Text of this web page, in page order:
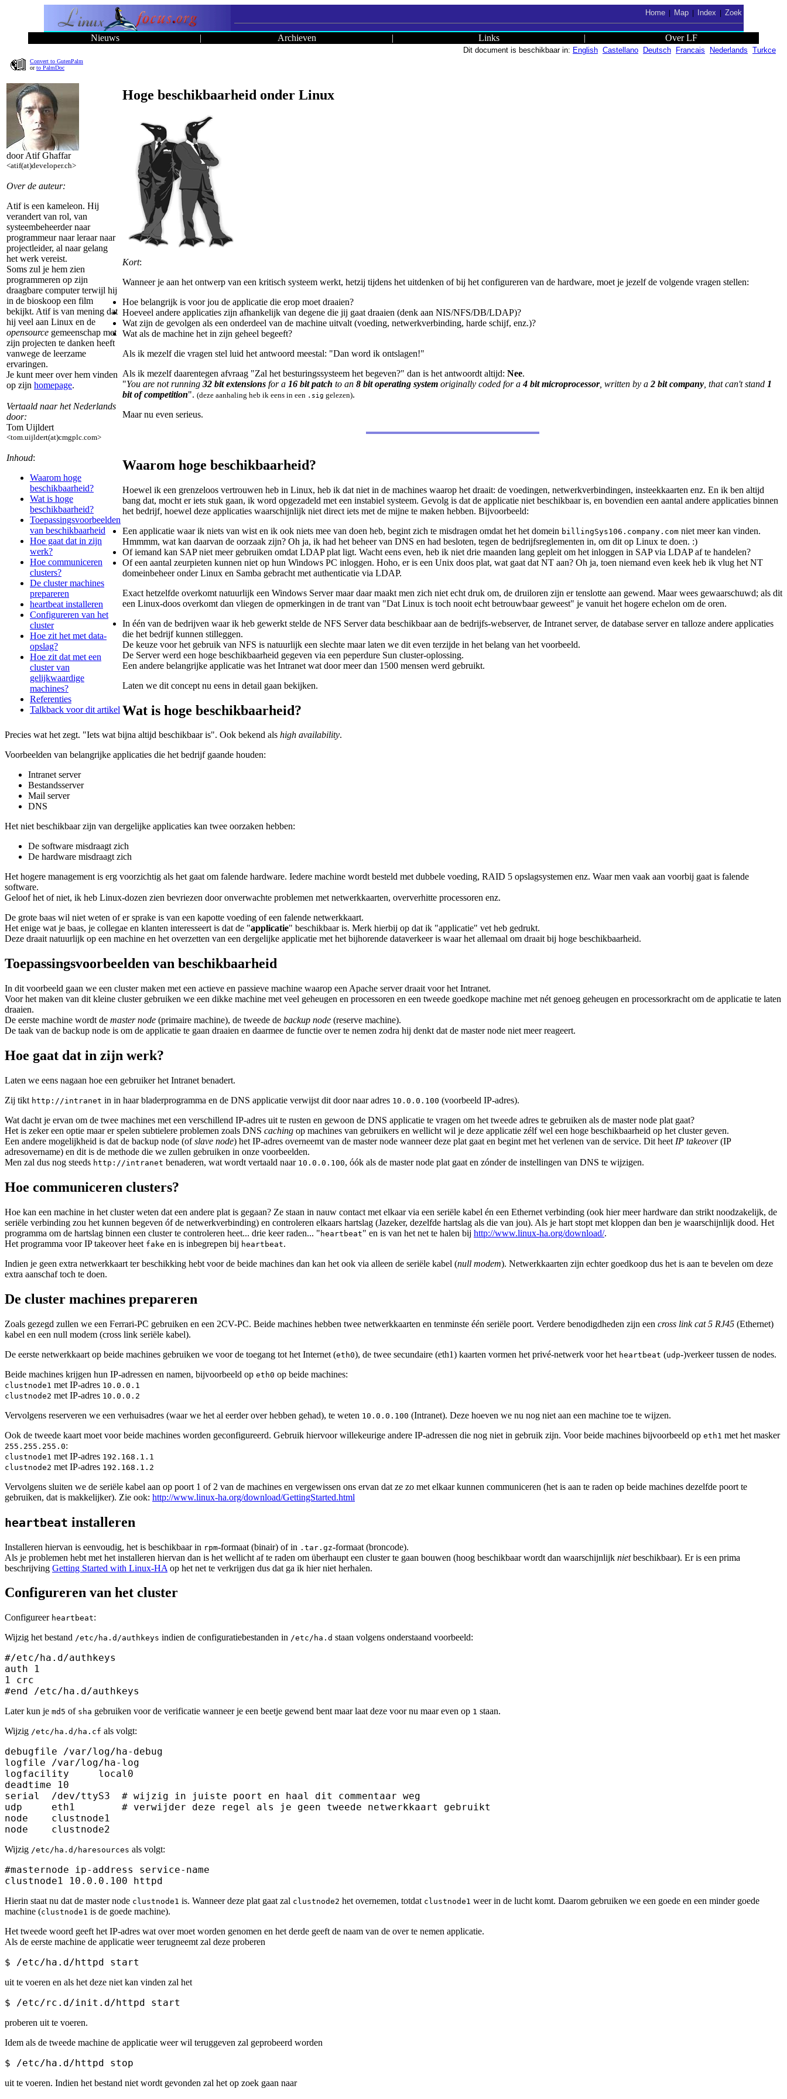
Home| Map| Index Zoek
Nieuws | Archieven | Links | Over LF
Dit document is beschikbaar in: English Castellano Deutsch Francais Nederlands Turkce
Convert to GutenPalm
orto PalmDoc
door Atif Ghaffar
<atif(at)developer.ch>
Over de auteur:
Atif is een kameleon. Hij
verandert van rol, van
systeembeheerder naar
programmeur naar leraar naar
projectleider, al naar gelang
het werk vereist.
Soms zul je hem zien
programmeren op zijn
draagbare computer terwijl hij
in de bioskoop een film
bekijkt. Atif is van mening dat
hij veel aan Linux en de
opensource gemeenschap met
zijn projecten te danken heeft
vanwege de leerzame
ervaringen.
Je kunt meer over hem vinden
op zijn homepage.
Vertaald naar het Nederlands
door:
Tom Uijldert
<tom.uijldert(at)cmgplc.com>
Inhoud:
Waarom hoge
beschikbaarheid?
Wat is hoge
beschikbaarheid?
Toepassingsvoorbeelden
van beschikbaarheid
Hoe gaat dat in zijn
werk?
Hoe communiceren
clusters?
De cluster machines
prepareren
heartbeat installeren
Configureren van het
cluster
Hoe zit het met data-
opslag?
Hoe zit dat met een
cluster van
gelijkwaardige
machines?
Referenties
Talkback voor dit artikel
Hoge beschikbaarheid onder Linux
Kort:
Wanneer je aan het ontwerp van een kritisch systeem werkt, hetzij tijdens het uitdenken of bij het configureren van de hardware, moet je jezelf de volgende vragen stellen:
Hoe belangrijk is voor jou de applicatie die erop moet draaien?
Hoeveel andere applicaties zijn afhankelijk van degene die jij gaat draaien (denk aan NIS/NFS/DB/LDAP)?
Wat zijn de gevolgen als een onderdeel van de machine uitvalt (voeding, netwerkverbinding, harde schijf, enz.)?
Wat als de machine het in zijn geheel begeeft?
Als ik mezelf die vragen stel luid het antwoord meestal: "Dan word ik ontslagen!"
Als ik mezelf daarentegen afvraag "Zal het besturingssysteem het begeven?" dan is het antwoordt altijd: Nee.
"You are not running 32 bit extensions for a 16 bit patch to an 8 bit operating system originally coded for a4 bit microprocessor, written by a 2 bit company , that can't stand 1
bit of competition". (deze aanhaling heb ik eens in een .sig gelezen).
Maar nu even serieus.
Waarom hoge beschikbaarheid?
Hoewel ik een grenzeloos vertrouwen heb in Linux, heb ik dat niet in de machines waarop het draait: de voedingen, netwerkverbindingen, insteekkaarten enz. En ik ben altijd
bang dat, mocht er iets stuk gaan, ik word opgezadeld met een instabiel systeem. Gevolg is dat de applicatie niet beschikbaar is, en bovendien een aantal andere applicaties binnen
het bedrijf, hoewel deze applicaties waarschijnlijk niet direct iets met de mijne te maken hebben. Bijvoorbeeld:
Een applicatie waar ik niets van wist en ik ook niets mee van doen heb, begint zich te misdragen omdat het het domein billingSys106.company.com niet meer kan vinden.
Hmmmm, wat kan daarvan de oorzaak zijn? Oh ja, ik had het beheer van DNS en had besloten, tegen de bedrijfsreglementen in, om dit op Linux te doen. :)
Of iemand kan SAP niet meer gebruiken omdat LDAP plat ligt. Wacht eens even, heb ik niet drie maanden lang gepleit om het inloggen in SAP via LDAP af te handelen?
Of een aantal zeurpieten kunnen niet op hun Windows PC inloggen. Hoho, er is een Unix doos plat, wat gaat dat NT aan? Oh ja, toen niemand even keek heb ik vlug het NT
domeinbeheer onder Linux en Samba gebracht met authenticatie via LDAP.
Exact hetzelfde overkomt natuurlijk een Windows Server maar daar maakt men zich niet echt druk om, de druiloren zijn er tenslotte aan gewend. Maar wees gewaarschuwd; als dit
een Linux-doos overkomt dan vliegen de opmerkingen in de trant van "Dat Linux is toch nooit echt betrouwbaar geweest" je vanuit het hogere echelon om de oren.
In één van de bedrijven waar ik heb gewerkt stelde de NFS Server data beschikbaar aan de bedrijfs-webserver, de Intranet server, de database server en talloze andere applicaties
die het bedrijf kunnen stilleggen.
De keuze voor het gebruik van NFS is natuurlijk een slechte maar laten we dit even terzijde in het belang van het voorbeeld.
De Server werd een hoge beschikbaarheid gegeven via een peperdure Sun cluster-oplossing.
Een andere belangrijke applicatie was het Intranet wat door meer dan 1500 mensen werd gebruikt.
Laten we dit concept nu eens in detail gaan bekijken.
Wat is hoge beschikbaarheid?
Precies wat het zegt. "Iets wat bijna altijd beschikbaar is". Ook bekend als high availability.
Voorbeelden van belangrijke applicaties die het bedrijf gaande houden:
Intranet server
Bestandsserver
Mail server
DNS
Het niet beschikbaar zijn van dergelijke applicaties kan twee oorzaken hebben:
De software misdraagt zich
De hardware misdraagt zich
Het hogere management is erg voorzichtig als het gaat om falende hardware. Iedere machine wordt besteld met dubbele voeding, RAID 5 opslagsystemen enz. Waar men vaak aan voorbij gaat is falende
software.
Geloof het of niet, ik heb Linux-dozen zien bevriezen door onverwachte problemen met netwerkkaarten, oververhitte processoren enz.
De grote baas wil niet weten of er sprake is van een kapotte voeding of een falende netwerkkaart.
Het enige wat je baas, je collegae en klanten interesseert is dat de "applicatie" beschikbaar is. Merk hierbij op dat ik "applicatie" vet heb gedrukt.
Deze draait natuurlijk op een machine en het overzetten van een dergelijke applicatie met het bijhorende dataverkeer is waar het allemaal om draait bij hoge beschikbaarheid.
Toepassingsvoorbeelden van beschikbaarheid
In dit voorbeeld gaan we een cluster maken met een actieve en passieve machine waarop een Apache server draait voor het Intranet.
Voor het maken van dit kleine cluster gebruiken we een dikke machine met veel geheugen en processoren en een tweede goedkope machine met nét genoeg geheugen en processorkracht om de applicatie te laten
draaien.
De eerste machine wordt de master node (primaire machine), de tweede de backup node (reserve machine).
De taak van de backup node is om de applicatie te gaan draaien en daarmee de functie over te nemen zodra hij denkt dat de master node niet meer reageert.
Hoe gaat dat in zijn werk?
Laten we eens nagaan hoe een gebruiker het Intranet benadert.
Zij tikt http://intranet in in haar bladerprogramma en de DNS applicatie verwijst dit door naar adres 10.0.0.100 (voorbeeld IP-adres).
Wat dacht je ervan om de twee machines met een verschillend IP-adres uit te rusten en gewoon de DNS applicatie te vragen om het tweede adres te gebruiken als de master node plat gaat?
Het is zeker een optie maar er spelen subtielere problemen zoals DNS caching op machines van gebruikers en wellicht wil je deze applicatie zélf wel een hoge beschikbaarheid op het cluster geven.
Een andere mogelijkheid is dat de backup node (ofslave node) het IP-adres overneemt van de master node wanneer deze plat gaat en begint met het verlenen van de service. Dit heet IP takeover(IP
adresovername) en dit is de methode die we zullen gebruiken in onze voorbeelden.
Men zal dus nog steeds http://intranet benaderen, wat wordt vertaald naar 10.0.0.100, óók als de master node plat gaat en zónder de instellingen van DNS te wijzigen.
Hoe communiceren clusters?
Hoe kan een machine in het cluster weten dat een andere plat is gegaan? Ze staan in nauw contact met elkaar via een seriële kabel én een Ethernet verbinding (ook hier meer hardware dan strikt noodzakelijk, de
seriële verbinding zou het kunnen begeven óf de netwerkverbinding) en controleren elkaars hartslag (Jazeker, dezelfde hartslag als die van jou). Als je hart stopt met kloppen dan ben je waarschijnlijk dood. Het
programma om de hartslag binnen een cluster te controleren heet... drie keer raden... " heartbeat" en is van het net te halen bij http://www.linux-ha.org/download/.
Het programma voor IP takeover heet fake en is inbegrepen bij heartbeat.
Indien je geen extra netwerkkaart ter beschikking hebt voor de beide machines dan kan het ook via alleen de seriële kabel (null modem). Netwerkkaarten zijn echter goedkoop dus het is aan te bevelen om deze
extra aanschaf toch te doen.
De cluster machines prepareren
Zoals gezegd zullen we een Ferrari-PC gebruiken en een 2CV-PC. Beide machines hebben twee netwerkkaarten en tenminste één seriële poort. Verdere benodigdheden zijn een cross link cat 5 RJ45 (Ethernet)
kabel en een null modem (cross link seriële kabel).
De eerste netwerkkaart op beide machines gebruiken we voor de toegang tot het Internet (eth0), de twee secundaire (eth1) kaarten vormen het privé-netwerk voor het heartbeat (udp-)verkeer tussen de nodes.
Beide machines krijgen hun IP-adressen en namen, bijvoorbeeld op eth0 op beide machines:
clustnode1 met IP-adres 10.0.0.1
clustnode2 met IP-adres 10.0.0.2
Vervolgens reserveren we een verhuisadres (waar we het al eerder over hebben gehad), te weten 10.0.0.100 (Intranet). Deze hoeven we nu nog niet aan een machine toe te wijzen.
Ook de tweede kaart moet voor beide machines worden geconfigureerd. Gebruik hiervoor willekeurige andere IP-adressen die nog niet in gebruik zijn. Voor beide machines bijvoorbeeld op eth1 met het masker
255.255.255.0:
clustnode1 met IP-adres 192.168.1.1
clustnode2 met IP-adres 192.168.1.2
Vervolgens sluiten we de seriële kabel aan op poort 1 of 2 van de machines en vergewissen ons ervan dat ze zo met elkaar kunnen communiceren (het is aan te raden op beide machines dezelfde poort te
gebruiken, dat is makkelijker). Zie ook: http://www.linux-ha.org/download/GettingStarted.html
heartbeat installeren
Installeren hiervan is eenvoudig, het is beschikbaar in rpm-formaat (binair) of in .tar.gz-formaat (broncode).
Als je problemen hebt met het installeren hiervan dan is het wellicht af te raden om überhaupt een cluster te gaan bouwen (hoog beschikbaar wordt dan waarschijnlijk nietbeschikbaar). Er is een prima
beschrijving Getting Started with Linux-HA op het net te verkrijgen dus dat ga ik hier niet herhalen.
Configureren van het cluster
Configureer heartbeat:
Wijzig het bestand /etc/ha.d/authkeys indien de configuratiebestanden in /etc/ha.d staan volgens onderstaand voorbeeld:
#/etc/ha.d/authkeys
auth 1
1 crc
Later kun je md5 of sha gebruiken voor de verificatie wanneer je een beetje gewend bent maar laat deze voor nu maar even op 1 staan.
Wijzig /etc/ha.d/ha.cf als volgt:
debugfile /var/log/ha-debug
logfile /var/log/ha-log
logfacility     local0
deadtime 10
serial  /dev/ttyS3  # wijzig in juiste poort en haal dit commentaar weg
udp     eth1        # verwijder deze regel als je geen tweede netwerkkaart gebruikt
node    clustnode1
Wijzig /etc/ha.d/haresources als volgt:
#masternode ip-address service-name
Hierin staat nu dat de master node clustnode1 is. Wanneer deze plat gaat zal clustnode2 het overnemen, totdat clustnode1 weer in de lucht komt. Daarom gebruiken we een goede en een minder goede
machine (clustnode1 is de goede machine).
Het tweede woord geeft het IP-adres wat over moet worden genomen en het derde geeft de naam van de over te nemen applicatie.
Als de eerste machine de applicatie weer terugneemt zal deze proberen
uit te voeren en als het deze niet kan vinden zal het
proberen uit te voeren.
Idem als de tweede machine de applicatie weer wil teruggeven zal geprobeerd worden
uit te voeren. Indien het bestand niet wordt gevonden zal het op zoek gaan naar